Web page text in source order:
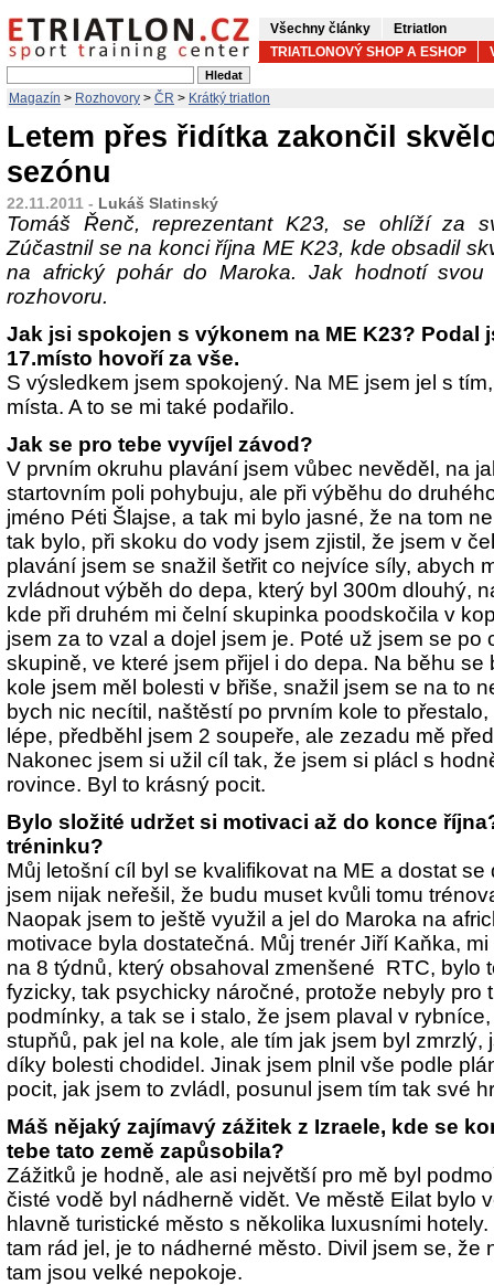
Všechny články
Etriatlon
TRIATLONOVÝ SHOP A ESHOP
Magazín > Rozhovory > ČR > Krátký triatlon
Letem přes řidítka zakončil
sezónu
22.11.2011 - Lukáš Slatinský
Tomáš Řenč, reprezentant K23, se ohlíží za
Zúčastnil se na konci října ME K23, kde obsadil
na africký pohár do Maroka. Jak hodnotí
rozhovoru.
Jak jsi spokojen s výkonem na ME K23? Podal
17.místo hovoří za vše.
S výsledkem jsem spokojený. Na ME jsem jel s
místa. A to se mi také podařilo.
Jak se pro tebe vyvíjel závod?
V prvním okruhu plavání jsem vůbec nevěděl, na
startovním poli pohybuju, ale při výběhu do
jméno Péti Šlajse, a tak mi bylo jasné, že na tom
tak bylo, při skoku do vody jsem zjistil, že jsem v
plavání jsem se snažil šetřit co nejvíce síly, abych
zvládnout výběh do depa, který byl 300m dlouhý,
kde při druhém mi čelní skupinka poodskočila v
jsem za to vzal a dojel jsem je. Poté už jsem se po
skupině, ve které jsem přijel i do depa. Na běhu se
kole jsem měl bolesti v břiše, snažil jsem se na to
bych nic necítil, naštěstí po prvním kole to
lépe, předběhl jsem 2 soupeře, ale zezadu mě
Nakonec jsem si užil cíl tak, že jsem si plácl s
rovince. Byl to krásný pocit.
Bylo složité udržet si motivaci až do konce
tréninku?
Můj letošní cíl byl se kvalifikovat na ME a dostat
jsem nijak neřešil, že budu muset kvůli tomu
Naopak jsem to ještě využil a jel do Maroka na
motivace byla dostatečná. Můj trenér Jiří Kaňka,
na 8 týdnů, který obsahoval zmenšené RTC, bylo
fyzicky, tak psychicky náročné, protože nebyly pro
podmínky, a tak se i stalo, že jsem plaval v
stupňů, pak jel na kole, ale tím jak jsem byl zmrzlý,
díky bolesti chodidel. Jinak jsem plnil vše podle
pocit, jak jsem to zvládl, posunul jsem tím tak své
Máš nějaký zajímavý zážitek z Izraele, kde se
tebe tato země zapůsobila?
Zážitků je hodně, ale asi největší pro mě byl
čisté vodě byl nádherně vidět. Ve městě Eilat bylo
hlavně turistické město s několika luxusními
tam rád jel, je to nádherné město. Divil jsem se, že
tam jsou velké nepokoje.